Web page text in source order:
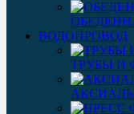
ВОДОПРОВОД
ТРУБЫ И